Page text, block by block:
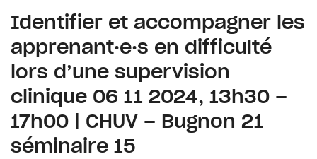
Identifier et accompagner les
apprenant·e·s en difficulté
lors d’une supervision
clinique 06 11 2024, 13h30 –
17h00 | CHUV – Bugnon 21
séminaire 15